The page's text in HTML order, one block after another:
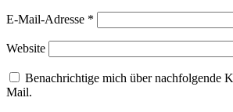
E-Mail-Adresse *
Website
Benachrichtige mich über nachfolgende
Mail.